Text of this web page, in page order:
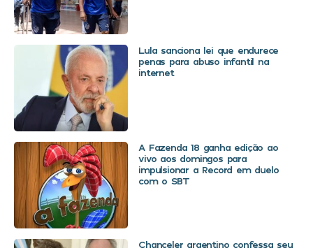
Lula sanciona lei que endurece
penas para abuso infantil na
internet
A Fazenda 18 ganha edição ao
vivo aos domingos para
impulsionar a Record em duelo
com o SBT
Chanceler argentino confessa seu